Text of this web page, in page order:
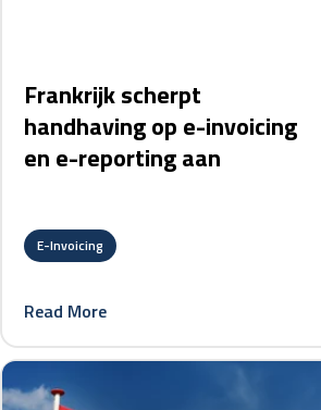
Frankrijk scherpt
handhaving op e-invoicing
en e-reporting aan
E-Invoicing
Read More
card link